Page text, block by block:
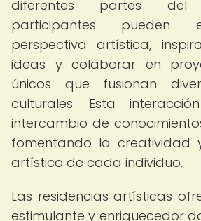
diferentes partes
participantes pueden
perspectiva artística,
ideas y colaborar en
únicos que fusionan
culturales. Esta
intercambio de
fomentando la creatividad
artístico de cada individuo.
Las residencias artísticas
estimulante y enriquecedor